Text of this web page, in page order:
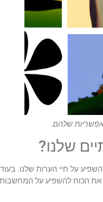
שלהם.
שלנו?
על חיי הערות שלנו.
את הכוח להשפיע על